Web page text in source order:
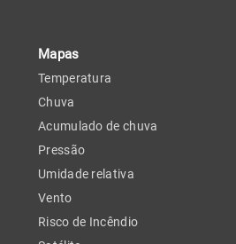
Mapas
Temperatura
Chuva
Acumulado de chuva
Pressão
Umidade relativa
Vento
Risco de Incêndio